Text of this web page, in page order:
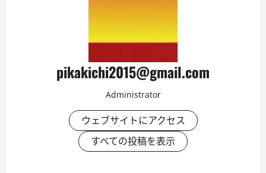
pikakichi2015@gmail.com
Administrator
ウェブサイトにアクセス
すべての投稿を表示